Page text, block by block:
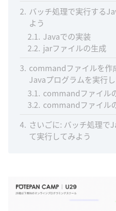
2 バッチ処理で実行する
よう
2.1 Javaでの実装
2.2 jarファイルの生成
3 commandファイルを作
Javaプログラムを実行
3.1 commandファイル
3.2 commandファイル
4 さいごに: バッチ処理で
て実行してみよう